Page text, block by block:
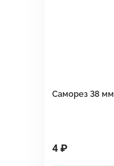
Саморез 38 мм
4 ₽